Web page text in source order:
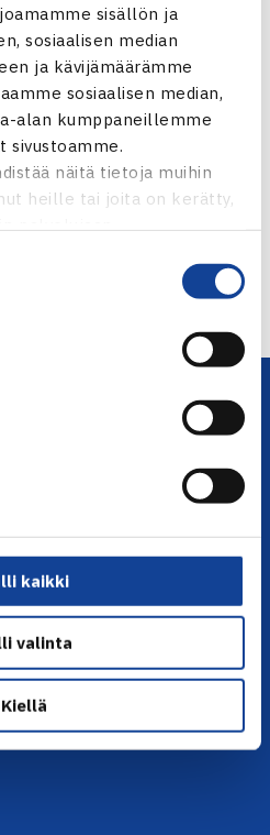
sisällön ja
sosiaalisen median
ja kävijämäärämme
sosiaalisen median,
alan kumppaneillemme
sivustoamme.
näitä tietoja muihin
heille tai joita on kerätty,
kaikki
valinta
Kiellä
Kontiselle tappio… →
tie 1, 00250 Helsinki